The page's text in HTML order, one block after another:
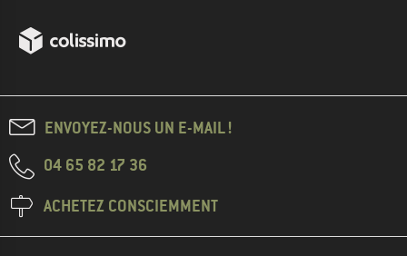
ENVOYEZ-NOUS UN E-MAIL !
04 65 82 17 36
ACHETEZ CONSCIEMMENT